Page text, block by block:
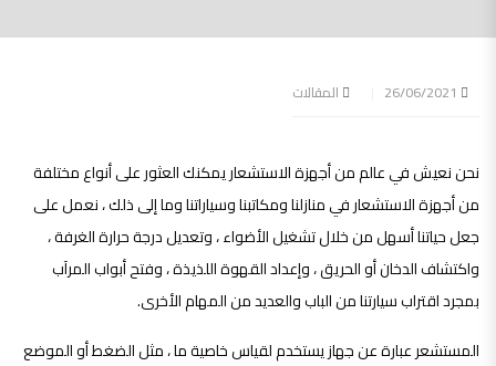
المقالات
نحن نعيش في عالم من أجهزة الاستشعار يمكنك العثور على أنواع مختلفة
من أجهزة الاستشعار في منازلنا ومكاتبنا وسياراتنا وما إلى ذلك ، نعمل على
جعل حياتنا أسهل من خلال تشغيل الأضواء ، وتعديل درجة حرارة الغرفة ،
واكتشاف الدخان أو الحريق ، وإعداد القهوة اللذيذة ، وفتح أبواب المرآب
بمجرد اقتراب سيارتنا من الباب والعديد من المهام الأخرى.
المستشعر عبارة عن جهاز يستخدم لقياس خاصية ما ، مثل الضغط أو الموضع